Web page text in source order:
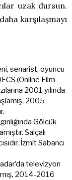
uzak dursun.
karşılaşmayı
senarist, oyuncu
(Online Film
2001 yılında
2005
Gölcük
Salçalı
İzmit Sabancı
televizyon
2014-2016